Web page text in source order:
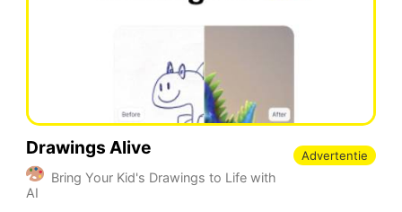
Drawings Alive
Bring Your Kid's Drawings to Life with
AI
Advertentie